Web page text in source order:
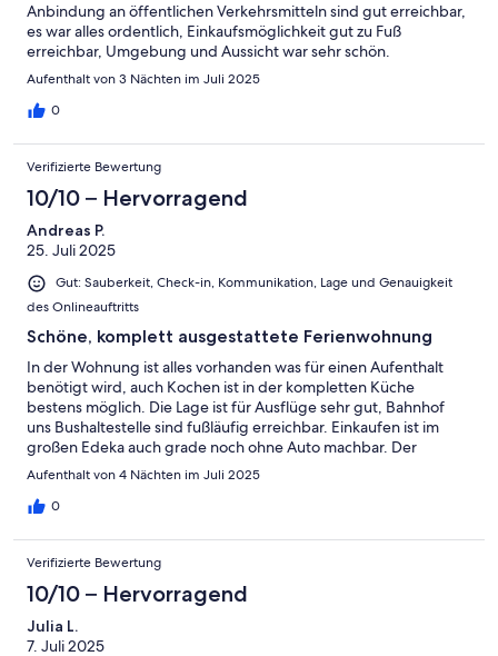
Anbindung an öffentlichen Verkehrsmitteln sind gut erreichbar,
es war alles ordentlich, Einkaufsmöglichkeit gut zu Fuß
erreichbar, Umgebung und Aussicht war sehr schön.
Aufenthalt von 3 Nächten im Juli 2025
0
Verifizierte Bewertung
10/10 – Hervorragend
Andreas P.
25. Juli 2025
Gut: Sauberkeit, Check-in, Kommunikation, Lage und Genauigkeit
des Onlineauftritts
Schöne, komplett ausgestattete Ferienwohnung
In der Wohnung ist alles vorhanden was für einen Aufenthalt
benötigt wird, auch Kochen ist in der kompletten Küche
bestens möglich. Die Lage ist für Ausflüge sehr gut, Bahnhof
uns Bushaltestelle sind fußläufig erreichbar. Einkaufen ist im
großen Edeka auch grade noch ohne Auto machbar. Der
Parkplatz ist wie beschrieben, etwas speziell, aber auch mit
immer einige Treppen zu Laufen, Bundesstraße und Eisenbahn
oder aus der Wohnung ins Elbtal ist sehr schön.
Aufenthalt von 4 Nächten im Juli 2025
0
Verifizierte Bewertung
10/10 – Hervorragend
Julia L.
7. Juli 2025